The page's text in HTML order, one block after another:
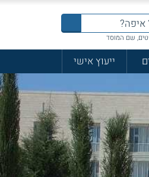
שם המוסד
ייעוץ אישי